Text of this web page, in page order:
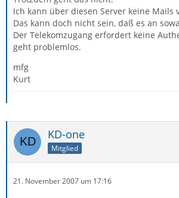
Ich kann über diesen Server keine Mails
Das kann doch nicht sein, daß es an
Der Telekomzugang erfordert keine
geht problemlos.
mfg
Kurt
KD-one
Mitglied
21. November 2007 um 17:16